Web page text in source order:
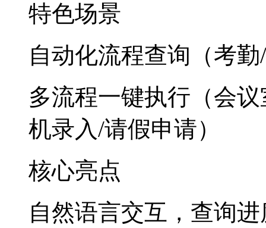
特色场景
自动化流程查询（考
多流程一键执行（会
机录入/请假申请）
核心亮点
自然语言交互，查